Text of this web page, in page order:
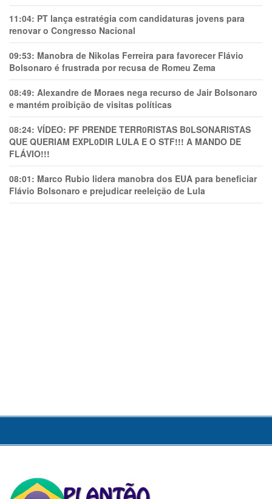
11:04: PT lança estratégia com candidaturas jovens para
renovar o Congresso Nacional
09:53: Manobra de Nikolas Ferreira para favorecer Flávio
Bolsonaro é frustrada por recusa de Romeu Zema
08:49: Alexandre de Moraes nega recurso de Jair Bolsonaro
e mantém proibição de visitas políticas
08:24: VÍDEO: PF PRENDE TERR0RlSTAS B0LSONARlSTAS
QUE QUERIAM EXPL0DlR LULA E O STF!!! A MANDO DE
FLÁVIO!!!
08:01: Marco Rubio lidera manobra dos EUA para beneficiar
Flávio Bolsonaro e prejudicar reeleição de Lula